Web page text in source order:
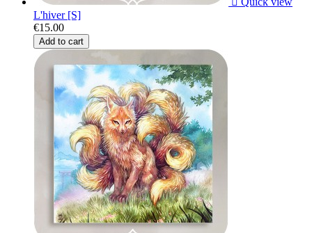
L'hiver [S]
€15.00
Add to cart